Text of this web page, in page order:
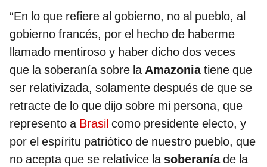
“En lo que refiere al gobierno, no al pueblo, al
gobierno francés, por el hecho de haberme
llamado mentiroso y haber dicho dos veces
que la soberanía sobre laAmazoniatiene que
ser relativizada, solamente después de que se
retracte de lo que dijo sobre mi persona, que
represento a Brasil como presidente electo, y
por el espíritu patriótico de nuestro pueblo, que
no acepta que se relativice la soberaníade la